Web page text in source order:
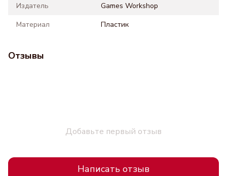
Издатель
Games Workshop
Материал
Пластик
Отзывы
Добавьте первый отзыв
Написать отзыв